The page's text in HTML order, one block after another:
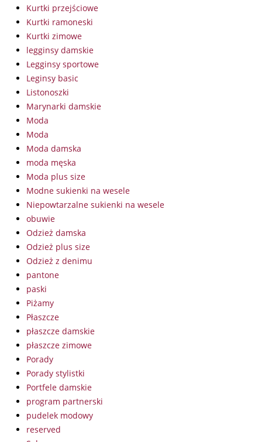
Kurtki przejściowe
Kurtki ramoneski
Kurtki zimowe
legginsy damskie
Legginsy sportowe
Leginsy basic
Listonoszki
Marynarki damskie
Moda
Moda
Moda damska
moda męska
Moda plus size
Modne sukienki na wesele
Niepowtarzalne sukienki na wesele
obuwie
Odzież damska
Odzież plus size
Odzież z denimu
pantone
paski
Piżamy
Płaszcze
płaszcze damskie
płaszcze zimowe
Porady
Porady stylistki
Portfele damskie
program partnerski
pudelek modowy
reserved